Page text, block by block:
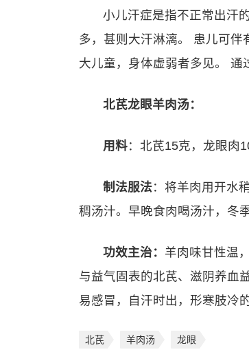
小儿汗症是指不正常出汗
多，甚则大汗淋漓。 患儿可
大儿童，身体虚弱者多见。 通
北芪龙眼羊肉汤：
用料：北芪15克，龙眼肉
制法服法：将羊肉用开水
稠汤汁。早晚食肉喝汤汁，冬季
功效主治： 羊肉味甘性温
与益气固表的北芪、滋阴养血
易感冒，自汗时出，形寒肢冷的
北芪 羊肉汤 龙眼